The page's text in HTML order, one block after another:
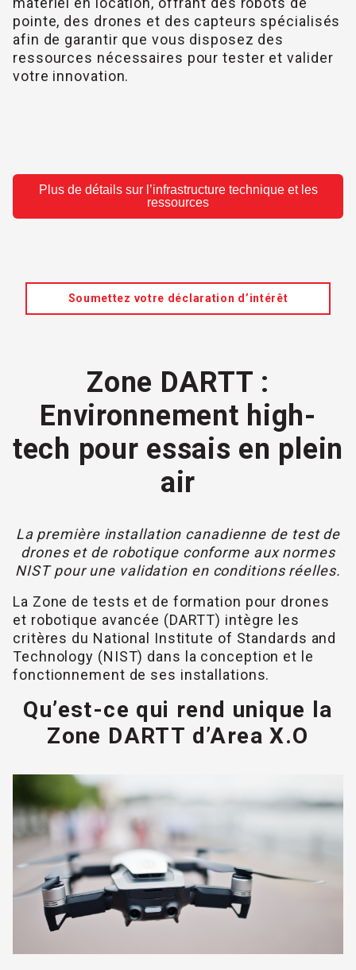
pointe, des drones et des capteurs spécialisés
afin de garantir que vous disposez des
ressources nécessaires pour tester et valider
votre innovation.
Plus de détails sur l’infrastructure technique et les
ressources
Soumettez votre déclaration d’intérêt
Zone DARTT :
Environnement high-
tech pour essais en plein
air
La première installation canadienne de test de
drones et de robotique conforme aux normes
NIST pour une validation en conditions réelles.
La Zone de tests et de formation pour drones
et robotique avancée (DARTT) intègre les
critères du National Institute of Standards and
Technology (NIST) dans la conception et le
fonctionnement de ses installations.
Qu’est-ce qui rend unique la
Zone DARTT d’Area X.O